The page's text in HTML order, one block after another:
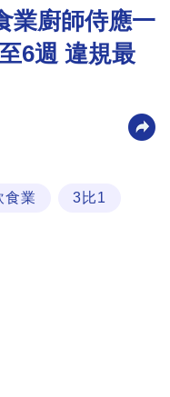
業廚師侍應一
6週 違規最
食業 3比1